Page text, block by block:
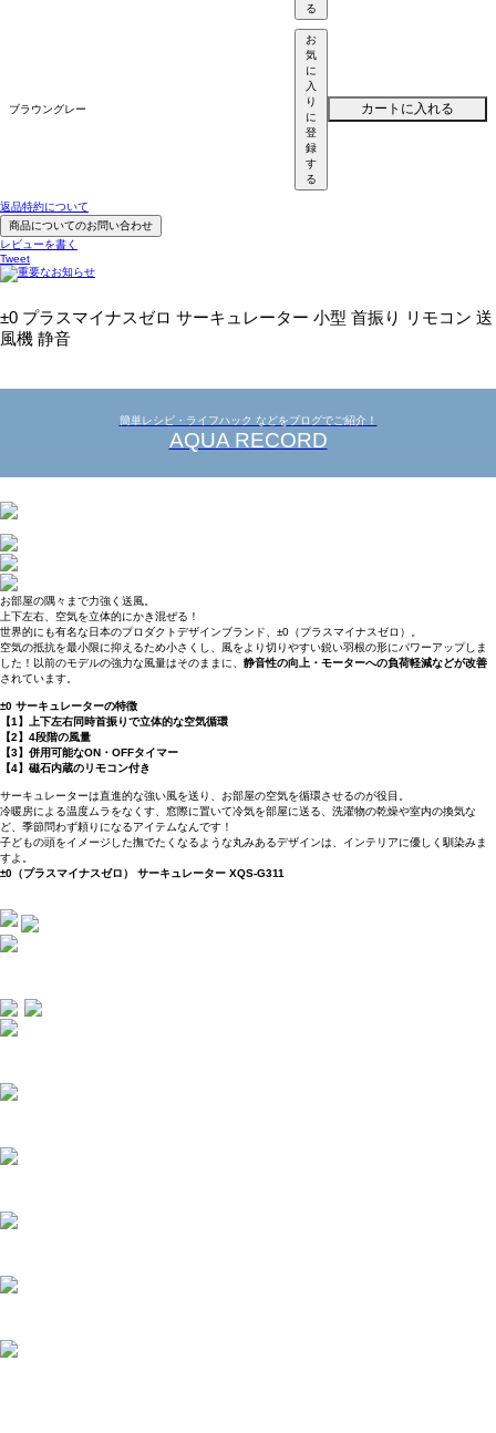
る
ブラウングレー
お
気
に
入
り
に
登
録
す
る
カートに入れる
返品特約について
商品についてのお問い合わせ
レビューを書く
Tweet
±0 プラスマイナスゼロ サーキュレーター 小型 首振り リモコン 送
風機 静音
簡単レシピ・ライフハック などをブログでご紹介！
AQUA RECORD
お部屋の隅々まで力強く送風。
上下左右、空気を立体的にかき混ぜる！
世界的にも有名な日本のプロダクトデザインブランド、±0（プラスマイナスゼロ）。
空気の抵抗を最小限に抑えるため小さくし、風をより切りやすい鋭い羽根の形にパワーアップしま
した！以前のモデルの強力な風量はそのままに、 静音性の向上・モーターへの負荷軽減などが改善
されています。
±0 サーキュレーターの特徴
【1】上下左右同時首振りで立体的な空気循環
【2】4段階の風量
【3】併用可能なON・OFFタイマー
【4】磁石内蔵のリモコン付き
サーキュレーターは直進的な強い風を送り、お部屋の空気を循環させるのが役目。
冷暖房による温度ムラをなくす、窓際に置いて冷気を部屋に送る、洗濯物の乾燥や室内の換気な
ど、季節問わず頼りになるアイテムなんです！
子どもの頭をイメージした撫でたくなるような丸みあるデザインは、インテリアに優しく馴染みま
すよ。
±0（プラスマイナスゼロ） サーキュレーター XQS-G311